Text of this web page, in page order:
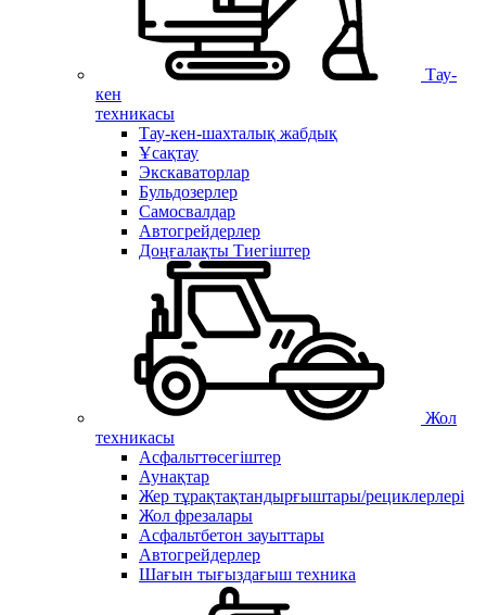
Тау-
кен
техникасы
Тау-кен-шахталық жабдық
Ұсақтау
Экскаваторлар
Бульдозерлер
Самосвалдар
Автогрейдерлер
Доңғалақты Тиегіштер
Жол
техникасы
Асфальттөсегіштер
Аунақтар
Жер тұрақтақтандырғыштары/рециклерлері
Жол фрезалары
Асфальтбетон зауыттары
Автогрейдерлер
Шағын тығыздағыш техника